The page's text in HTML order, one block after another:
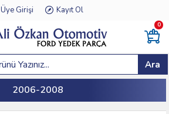
Üye Girişi Kayıt Ol
0
Ara
2006-2008